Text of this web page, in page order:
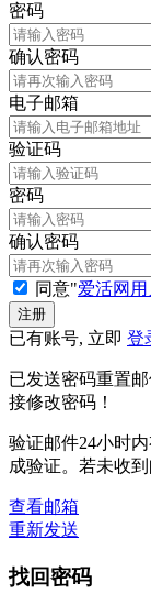
密码
确认密码
电子邮箱
验证码
密码
确认密码
同意"爱活网
已有账号, 立即 登
已发送密码重置
接修改密码！
验证邮件24小时
成验证。若未收
查看邮箱
重新发送
找回密码